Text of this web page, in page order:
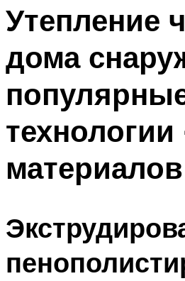
Меню
Утепление
дома
материалов